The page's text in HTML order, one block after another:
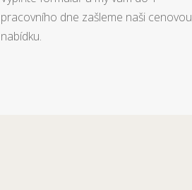
pracovního dne zašleme naši cenovou
nabídku.